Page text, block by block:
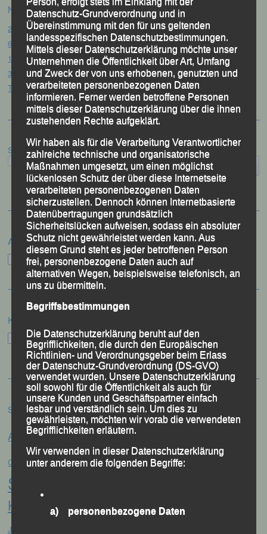
Neueste Beiträge
20. Goldener Steig-Lauf – Stozec/Tusset, 01.08.2026
61. Bergsportfest – Ortenburg, 26.07.2026
12. Loser Berglauf – Altaussee/Österreich, 25.07.2026
32. Sommerbiathlon – Passau, 18.07.2026
Tag des Sports – „Quälspaß am Dreisessel“ – Neureichenau, 18.07.2026
Suchen
Archiv
Archiv
Kategorien
Kategorien
Schlagwörter
Alex SellnerAnna Drexler
Centa Hollweck Christina WimmerDJK Domlauf
Schultz
Keifenheim Georg Eibl Gerhard Bauer
Jahreshauptversammlung
Datenschutz-Grundverordnung und in
Übereinstimmung mit den für uns geltenden
landesspezifischen Datenschutzbestimmungen.
Mittels dieser Datenschutzerklärung möchte unser
Unternehmen die Öffentlichkeit über Art, Umfang
und Zweck der von uns erhobenen, genutzten und
verarbeiteten personenbezogenen Daten
informieren. Ferner werden betroffene Personen
mittels dieser Datenschutzerklärung über die ihnen
zustehenden Rechte aufgeklärt.
Wir haben als für die Verarbeitung Verantwortlicher
zahlreiche technische und organisatorische
Maßnahmen umgesetzt, um einen möglichst
lückenlosen Schutz der über diese Internetseite
verarbeiteten personenbezogenen Daten
sicherzustellen. Dennoch können Internetbasierte
Datenübertragungen grundsätzlich
Sicherheitslücken aufweisen, sodass ein absoluter
Schutz nicht gewährleistet werden kann. Aus
diesem Grund steht es jeder betroffenen Person
frei, personenbezogene Daten auch auf
alternativen Wegen, beispielsweise telefonisch, an
uns zu übermitteln.
Begriffsbestimmungen
Die Datenschutzerklärung beruht auf den
Begrifflichkeiten, die durch den Europäischen
Richtlinien- und Verordnungsgeber beim Erlass
der Datenschutz-Grundverordnung (DS-GVO)
verwendet wurden. Unsere Datenschutzerklärung
soll sowohl für die Öffentlichkeit als auch für
unsere Kunden und Geschäftspartner einfach
lesbar und verständlich sein. Um dies zu
gewährleisten, möchten wir vorab die verwendeten
Begrifflichkeiten erläutern.
Wir verwenden in dieser Datenschutzerklärung
unter anderem die folgenden Begriffe:
a) personenbezogene Daten